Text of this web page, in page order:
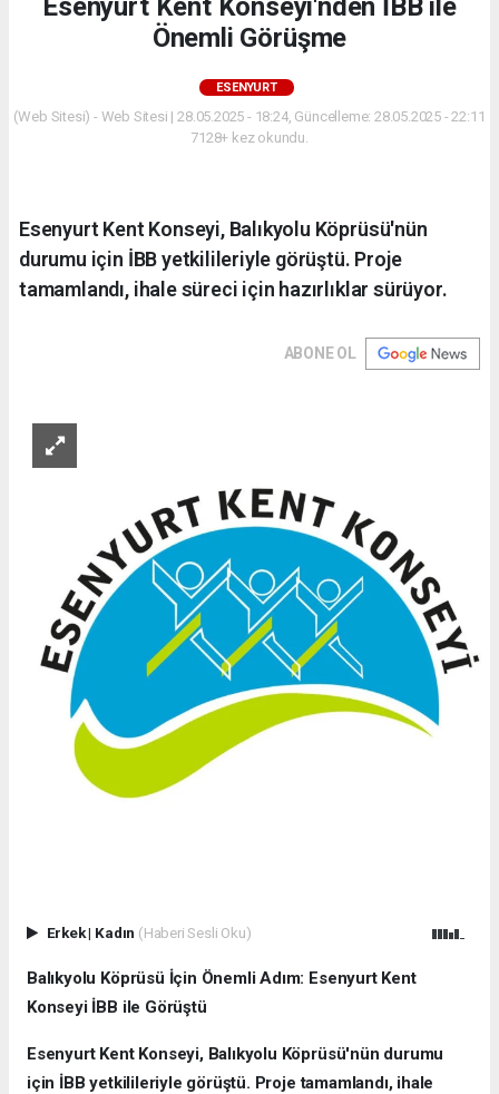
Esenyurt Kent Konseyi'nden İBB ile
Önemli Görüşme
ESENYURT
(Web Sitesi) - Web Sitesi | 28.05.2025 - 18:24, Güncelleme: 28.05.2025 - 22:11
7128+ kez okundu.
Esenyurt Kent Konseyi, Balıkyolu Köprüsü'nün
durumu için İBB yetkilileriyle görüştü. Proje
tamamlandı, ihale süreci için hazırlıklar sürüyor.
ABONE OL
Erkek| Kadın (Haberi Sesli Oku)
Balıkyolu Köprüsü İçin Önemli Adım: Esenyurt Kent
Konseyi İBB ile Görüştü
Esenyurt Kent Konseyi, Balıkyolu Köprüsü'nün durumu
için İBB yetkilileriyle görüştü. Proje tamamlandı, ihale